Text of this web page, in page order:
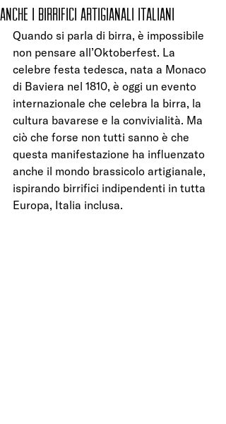
anche i birrifici artigianali italiani
Quando si parla di birra, è impossibile
non pensare all’Oktoberfest. La
celebre festa tedesca, nata a Monaco
di Baviera nel 1810, è oggi un evento
internazionale che celebra la birra, la
cultura bavarese e la convivialità. Ma
ciò che forse non tutti sanno è che
questa manifestazione ha influenzato
anche il mondo brassicolo artigianale,
ispirando birrifici indipendenti in tutta
Europa, Italia inclusa.